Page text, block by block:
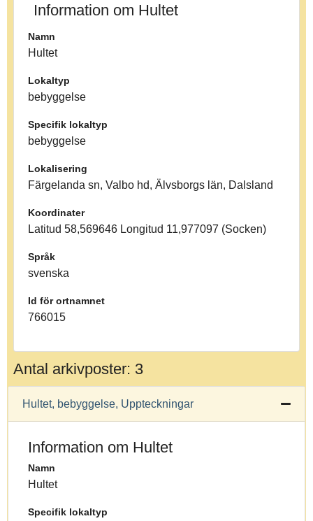
Information om Hultet
Namn
Hultet
Lokaltyp
bebyggelse
Specifik lokaltyp
bebyggelse
Lokalisering
Färgelanda sn, Valbo hd, Älvsborgs län, Dalsland
Koordinater
Latitud 58,569646 Longitud 11,977097 (Socken)
Språk
svenska
Id för ortnamnet
766015
Antal arkivposter: 3
Hultet, bebyggelse, Uppteckningar
Information om Hultet
Namn
Hultet
Specifik lokaltyp